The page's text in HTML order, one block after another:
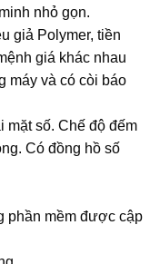
nhỏ gọn.
giả Polymer, tiền
giá khác nhau
máy và có còi báo
mặt số. Chế độ đếm
Có đồng hồ số
phần mềm được cập